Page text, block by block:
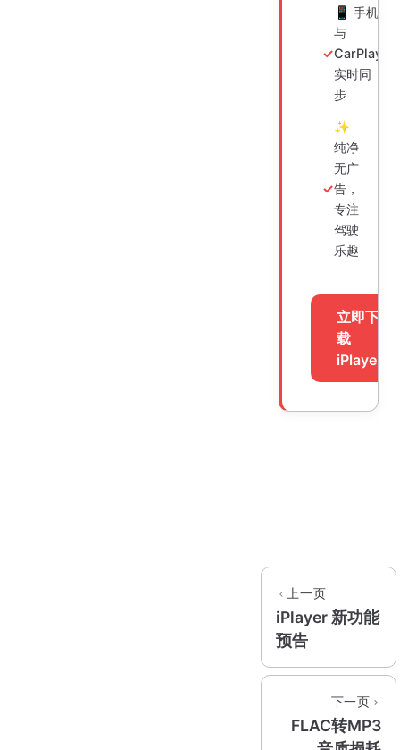
📱 手机
与
CarPlay
实时同
步
✨
纯净
无广
告，
专注
驾驶
乐趣
立即下
载
iPlayer
上一页
iPlayer 新功能
预告
下一页
FLAC转MP3